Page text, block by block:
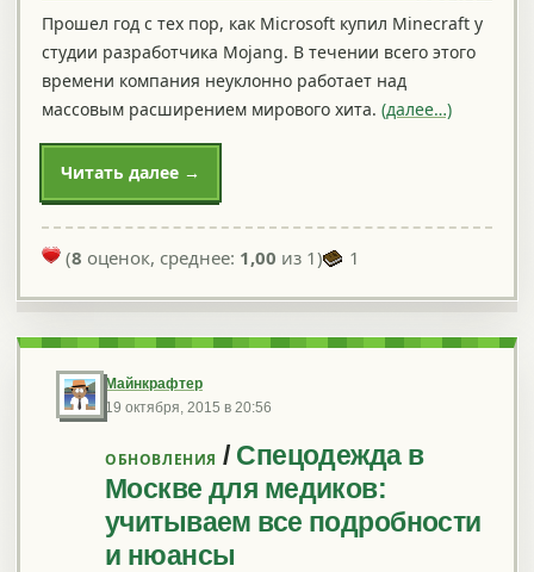
Прошел год с тех пор, как Microsoft купил Minecraft у
студии разработчика Mojang. В течении всего этого
времени компания неуклонно работает над
массовым расширением мирового хита. (далее…)
Читать далее →
(8 оценок, среднее: 1,00 из 1) 1
Майнкрафтер
19 октября, 2015 в 20:56
ОБНОВЛЕНИЯ / Спецодежда в
Москве для медиков:
учитываем все подробности
и нюансы